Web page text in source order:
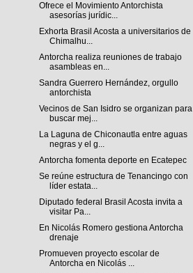
Ofrece el Movimiento Antorchista
asesorías jurídic...
Exhorta Brasil Acosta a universitarios de
Chimalhu...
Antorcha realiza reuniones de trabajo
asambleas en...
Sandra Guerrero Hernández, orgullo
antorchista
Vecinos de San Isidro se organizan para
buscar mej...
La Laguna de Chiconautla entre aguas
negras y el g...
Antorcha fomenta deporte en Ecatepec
Se reúne estructura de Tenancingo con
líder estata...
Diputado federal Brasil Acosta invita a
visitar Pa...
En Nicolás Romero gestiona Antorcha
drenaje
Promueven proyecto escolar de
Antorcha en Nicolás ...